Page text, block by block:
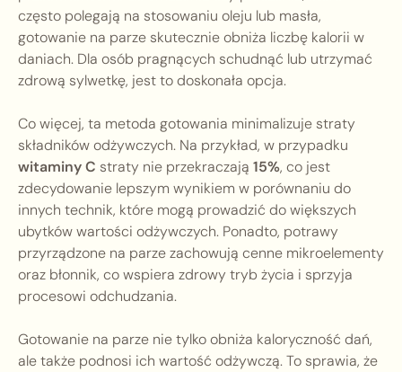
często polegają na stosowaniu oleju lub masła,
gotowanie na parze skutecznie obniża liczbę kalorii w
daniach. Dla osób pragnących schudnąć lub utrzymać
zdrową sylwetkę, jest to doskonała opcja.
Co więcej, ta metoda gotowania minimalizuje straty
składników odżywczych. Na przykład, w przypadku
witaminy C straty nie przekraczają 15%, co jest
zdecydowanie lepszym wynikiem w porównaniu do
innych technik, które mogą prowadzić do większych
ubytków wartości odżywczych. Ponadto, potrawy
przyrządzone na parze zachowują cenne mikroelementy
oraz błonnik, co wspiera zdrowy tryb życia i sprzyja
procesowi odchudzania.
Gotowanie na parze nie tylko obniża kaloryczność dań,
ale także podnosi ich wartość odżywczą. To sprawia, że